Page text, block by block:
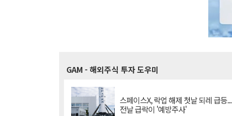
GAM - 해외주식 투자 도우미
스페이스X, 락업 해제 첫날 되레 급등...
전날 급락이 '예방주사'